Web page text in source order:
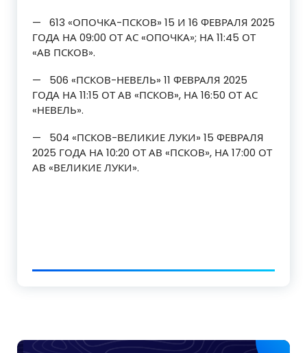
— 613 «ОПОЧКА-ПСКОВ» 15 И 16 ФЕВРАЛЯ 2025
ГОДА НА 09:00 ОТ АС «ОПОЧКА»; НА 11:45 ОТ
«АВ ПСКОВ».
— 506 «ПСКОВ-НЕВЕЛЬ» 11 ФЕВРАЛЯ 2025
ГОДА НА 11:15 ОТ АВ «ПСКОВ», НА 16:50 ОТ АС
«НЕВЕЛЬ».
— 504 «ПСКОВ-ВЕЛИКИЕ ЛУКИ» 15 ФЕВРАЛЯ
2025 ГОДА НА 10:20 ОТ АВ «ПСКОВ», НА 17:00 ОТ
АВ «ВЕЛИКИЕ ЛУКИ».